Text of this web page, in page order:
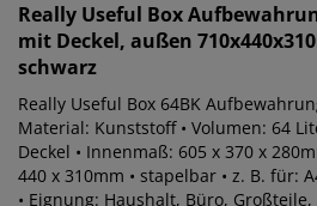
Really Useful Box
mit Deckel, außen
schwarz
Really Useful Box 64BK
Material: Kunststoff • Volumen: 64
Deckel • Innenmaß: 605 x 370 x
440 x 310mm • stapelbar • z. B. für:
• Eignung: Haushalt, Büro,